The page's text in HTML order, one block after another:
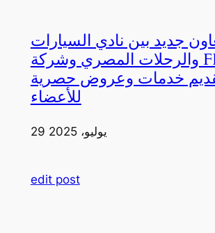
جديد بين نادي السيارات
والرحلات المصري وشركة FIT & FIX
خدمات وعروض حصرية
للأعضاء
29 يوليو، 2025
edit post